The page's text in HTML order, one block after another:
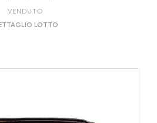
VENDUTO
LOTTO